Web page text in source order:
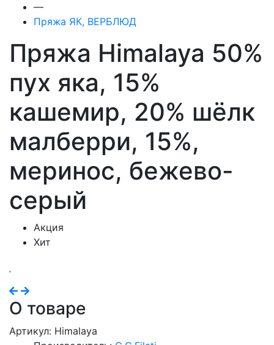
—
Пряжа ЯК, ВЕРБЛЮД
Пряжа Himalaya 50%
пух яка, 15%
кашемир, 20% шёлк
малберри, 15%,
меринос, бежево-
серый
Акция
Хит
Previous
Next
О товаре
Артикул: Himalaya